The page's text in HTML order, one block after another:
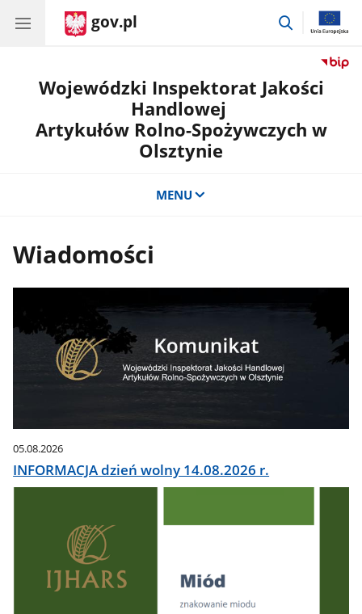
gov.pl
przejdź
Wojewódzki Inspektorat Jakości
Handlowej
Artykułów Rolno-Spożywczych w
Olsztynie
MENU
Wiadomości
05.08.2026
INFORMACJA dzień wolny 14.08.2026 r.